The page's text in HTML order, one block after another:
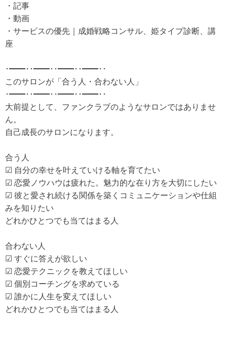
・記事
・動画
・サービスの優先｜成婚戦略コンサル、姫タイプ診断、講
座
･━━･･━━･･━━･･━━･･
このサロンが「合う人・合わない人」
･━━･･━━･･━━･･━━･･
大前提として、ファンクラブのようなサロンではありませ
ん。
自己成長のサロンになります。
合う人
☑︎ 自分の幸せを叶えていける軸を育てたい
☑︎ 恋愛ノウハウは疲れた。魅力的な在り方を大切にしたい
☑︎ 彼と愛され続ける関係を築くコミュニケーションや仕組
みを知りたい
どれかひとつでも当てはまる人
合わない人
☑︎ すぐに答えが欲しい
☑︎ 恋愛テクニックを教えてほしい
☑︎ 個別コーチングを求めている
☑︎ 誰かに人生を変えてほしい
どれかひとつでも当てはまる人